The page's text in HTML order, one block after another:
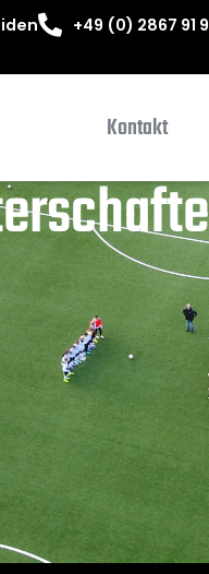
+49 (0) 2867 91
Kontakt